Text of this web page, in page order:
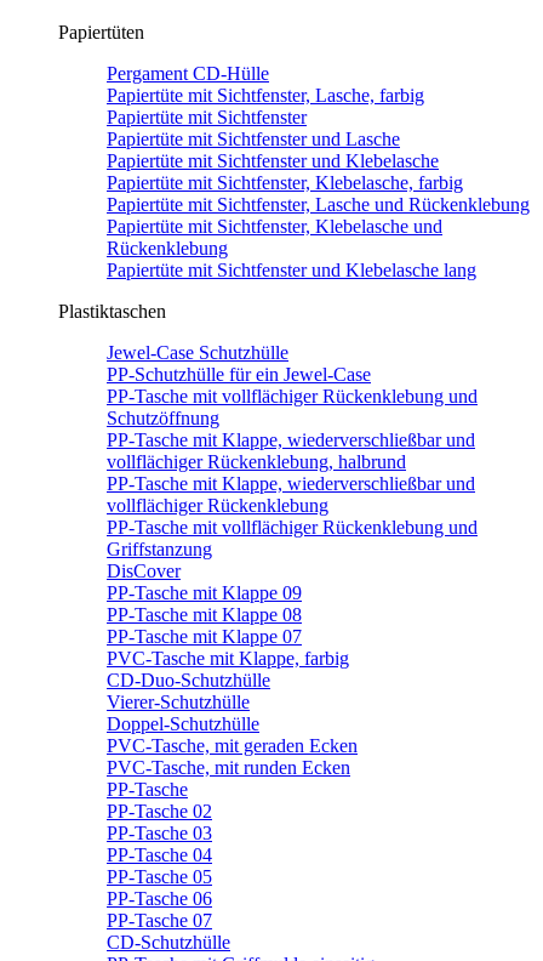
Papiertüten
Pergament CD-Hülle
Papiertüte mit Sichtfenster, Lasche, farbig
Papiertüte mit Sichtfenster
Papiertüte mit Sichtfenster und Lasche
Papiertüte mit Sichtfenster und Klebelasche
Papiertüte mit Sichtfenster, Klebelasche, farbig
Papiertüte mit Sichtfenster, Lasche und Rückenklebung
Papiertüte mit Sichtfenster, Klebelasche und
Rückenklebung
Papiertüte mit Sichtfenster und Klebelasche lang
Plastiktaschen
Jewel-Case Schutzhülle
PP-Schutzhülle für ein Jewel-Case
PP-Tasche mit vollflächiger Rückenklebung und
Schutzöffnung
PP-Tasche mit Klappe, wiederverschließbar und
vollflächiger Rückenklebung, halbrund
PP-Tasche mit Klappe, wiederverschließbar und
vollflächiger Rückenklebung
PP-Tasche mit vollflächiger Rückenklebung und
Griffstanzung
DisCover
PP-Tasche mit Klappe 09
PP-Tasche mit Klappe 08
PP-Tasche mit Klappe 07
PVC-Tasche mit Klappe, farbig
CD-Duo-Schutzhülle
Vierer-Schutzhülle
Doppel-Schutzhülle
PVC-Tasche, mit geraden Ecken
PVC-Tasche, mit runden Ecken
PP-Tasche
PP-Tasche 02
PP-Tasche 03
PP-Tasche 04
PP-Tasche 05
PP-Tasche 06
PP-Tasche 07
CD-Schutzhülle